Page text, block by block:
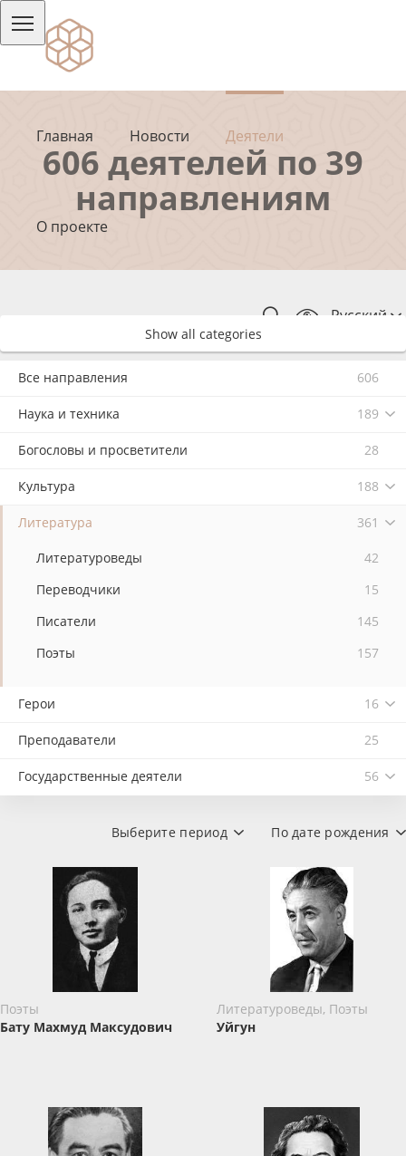
Главная Новости Деятели
О проекте
Русский
606 деятелей по 39
направлениям
Show all categories
Все направления 606
Наука и техника 189
Богословы и просветители 28
Культура 188
Литература 361
Литературоведы
42
Переводчики
15
Писатели
145
Поэты
157
Герои 16
Преподаватели 25
Государственные деятели 56
По дате рождения
Выберите период
Поэты
Бату Махмуд Максудович
Литературоведы, Поэты
Уйгун